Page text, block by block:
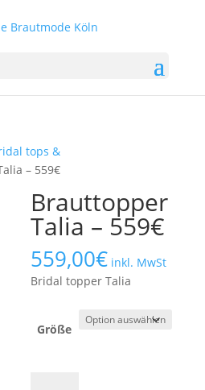
tops &
– 559€
Brauttopper
Talia – 559€
559,00€ inkl. MwSt
Bridal topper Talia
Größe